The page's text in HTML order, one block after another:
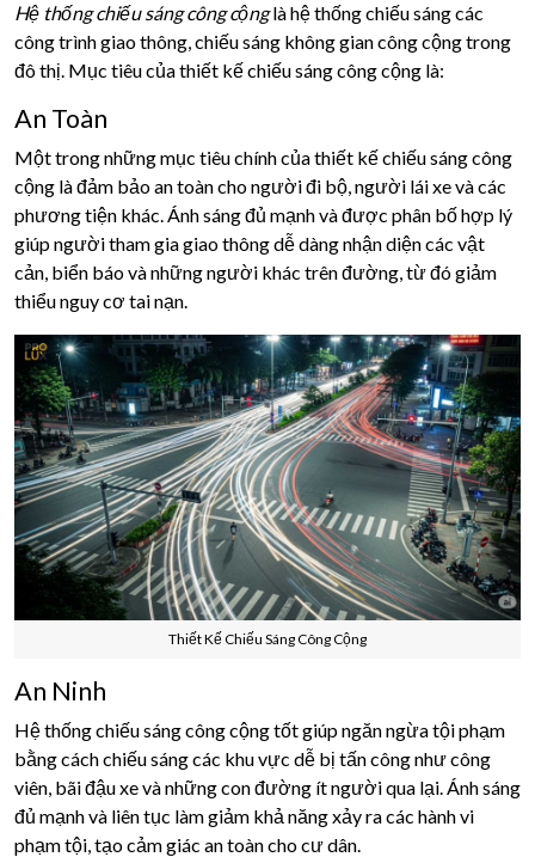
Hệ thống chiếu sáng công cộnglà hệ thống chiếu sáng các
công trình giao thông, chiếu sáng không gian công cộng trong
đô thị. Mục tiêu của thiết kế chiếu sáng công cộng là:
An Toàn
Một trong những mục tiêu chính của thiết kế chiếu sáng công
cộng là đảm bảo an toàn cho người đi bộ, người lái xe và các
phương tiện khác. Ánh sáng đủ mạnh và được phân bố hợp lý
giúp người tham gia giao thông dễ dàng nhận diện các vật
cản, biển báo và những người khác trên đường, từ đó giảm
thiểu nguy cơ tai nạn.
Thiết Kế Chiếu Sáng Công Cộng
An Ninh
Hệ thống chiếu sáng công cộng tốt giúp ngăn ngừa tội phạm
bằng cách chiếu sáng các khu vực dễ bị tấn công như công
viên, bãi đậu xe và những con đường ít người qua lại. Ánh sáng
đủ mạnh và liên tục làm giảm khả năng xảy ra các hành vi
phạm tội, tạo cảm giác an toàn cho cư dân.